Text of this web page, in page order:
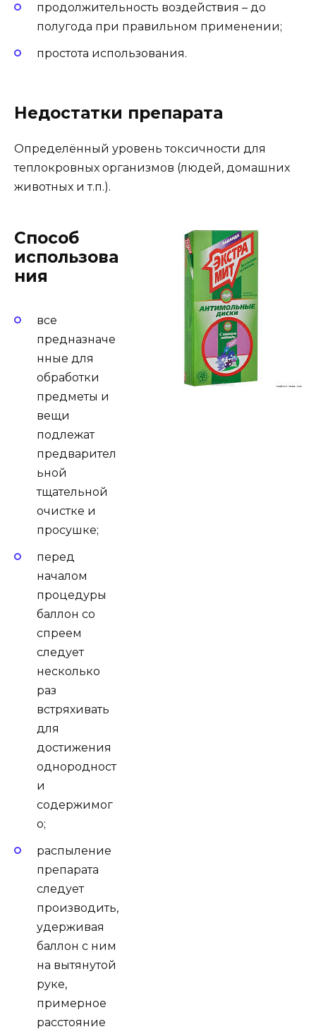
продолжительность воздействия – до
полугода при правильном применении;
простота использования.
Недостатки препарата
Определённый уровень токсичности для
теплокровных организмов (людей, домашних
животных и т.п.).
Способ
использова
ния
все
предназначе
нные для
обработки
предметы и
вещи
подлежат
предварител
ьной
тщательной
очистке и
просушке;
перед
началом
процедуры
баллон со
спреем
следует
несколько
раз
встряхивать
для
достижения
однородност
и
содержимог
о;
распыление
препарата
следует
производить,
удерживая
баллон с ним
на вытянутой
руке,
примерное
расстояние